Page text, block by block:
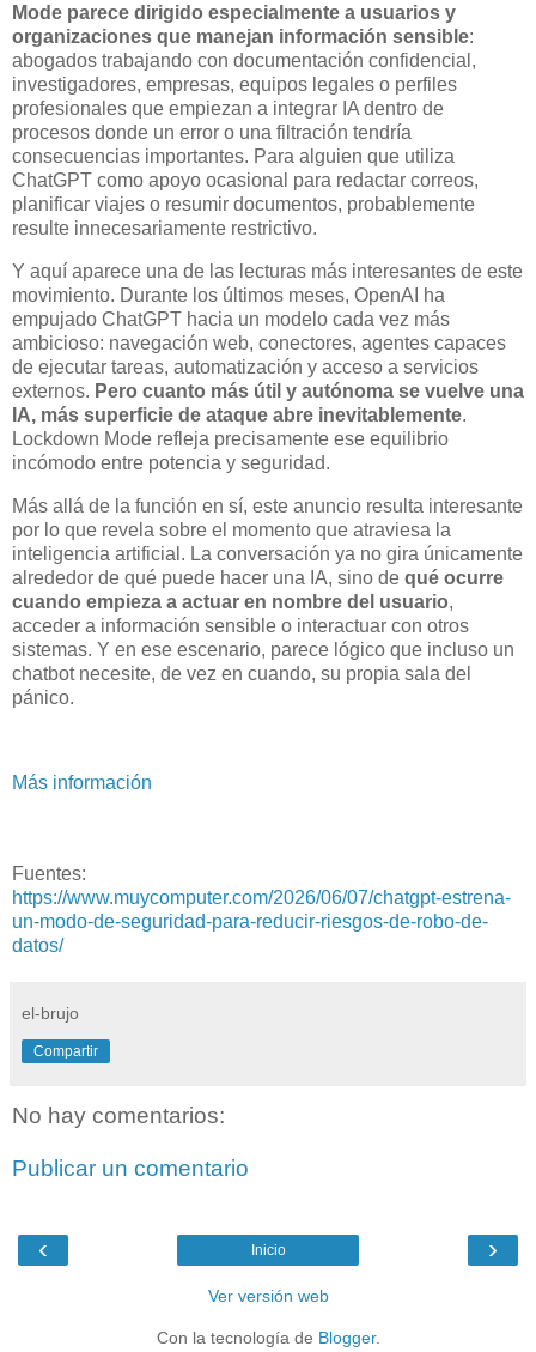
Mode parece dirigido especialmente a usuarios y
organizaciones que manejan información sensible:
abogados trabajando con documentación confidencial,
investigadores, empresas, equipos legales o perfiles
profesionales que empiezan a integrar IA dentro de
procesos donde un error o una filtración tendría
consecuencias importantes. Para alguien que utiliza
ChatGPT como apoyo ocasional para redactar correos,
planificar viajes o resumir documentos, probablemente
resulte innecesariamente restrictivo.
Y aquí aparece una de las lecturas más interesantes de este
movimiento. Durante los últimos meses, OpenAI ha
empujado ChatGPT hacia un modelo cada vez más
ambicioso: navegación web, conectores, agentes capaces
de ejecutar tareas, automatización y acceso a servicios
externos. Pero cuanto más útil y autónoma se vuelve una
IA, más superficie de ataque abre inevitablemente.
Lockdown Mode refleja precisamente ese equilibrio
incómodo entre potencia y seguridad.
Más allá de la función en sí, este anuncio resulta interesante
por lo que revela sobre el momento que atraviesa la
inteligencia artificial. La conversación ya no gira únicamente
alrededor de qué puede hacer una IA, sino de qué ocurre
cuando empieza a actuar en nombre del usuario,
acceder a información sensible o interactuar con otros
sistemas. Y en ese escenario, parece lógico que incluso un
chatbot necesite, de vez en cuando, su propia sala del
pánico.
Más información
Fuentes:
https://www.muycomputer.com/2026/06/07/chatgpt-estrena-
un-modo-de-seguridad-para-reducir-riesgos-de-robo-de-
datos/
el-brujo
Compartir
No hay comentarios:
Publicar un comentario
‹ ›
Inicio
Ver versión web
Con la tecnología de Blogger.